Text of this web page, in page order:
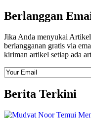
Berlanggan
Jika Anda menyukai
berlangganan gratis via
kiriman artikel setiap ada
Berita Terkini